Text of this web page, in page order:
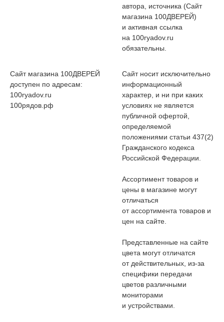
автора, источника (Сайт
магазина 100ДВЕРЕЙ)
и активная ссылка
на 100ryadov.ru
обязательны.
Сайт магазина 100ДВЕРЕЙ
доступен по адресам:
100ryadov.ru
100рядов.рф
Сайт носит исключительно
информационный
характер, и ни при каких
условиях не является
публичной офертой,
определяемой
положениями статьи 437(2)
Гражданского кодекса
Российской Федерации.
Ассортимент товаров и
цены в магазине могут
отличаться
от ассортимента товаров и
цен на сайте.
Представленные на сайте
цвета могут отличатся
от действительных, из-за
специфики передачи
цветов различными
мониторами
и устройствами.